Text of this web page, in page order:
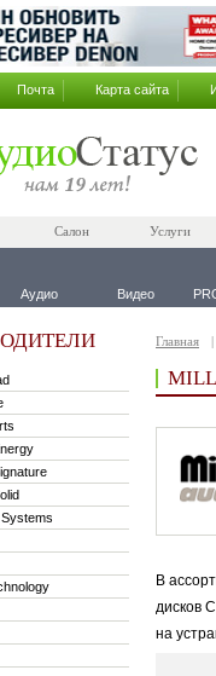
Почта Карта сайта
Салон Услуги
Аудио Видео
Главная
В
дисков
на